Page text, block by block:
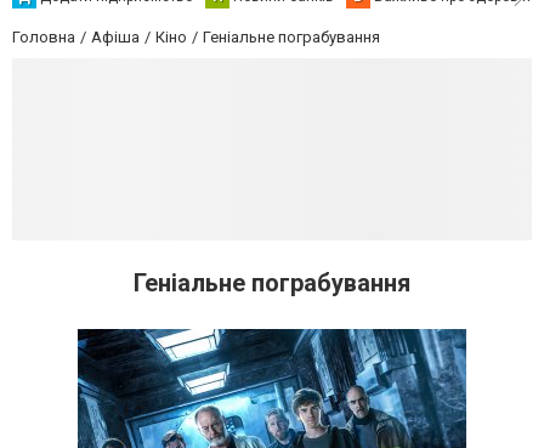
Головна Афіша Кіно Геніальне пограбування
Геніальне пограбування